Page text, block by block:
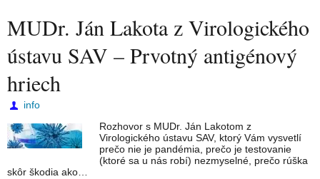
MUDr. Ján Lakota z Virologického
ústavu SAV – Prvotný antigénový
hriech
info
Rozhovor s MUDr. Ján Lakotom z
Virologického ústavu SAV, ktorý Vám vysvetlí
prečo nie je pandémia, prečo je testovanie
(ktoré sa u nás robí) nezmyselné, prečo rúška
skôr škodia ako…